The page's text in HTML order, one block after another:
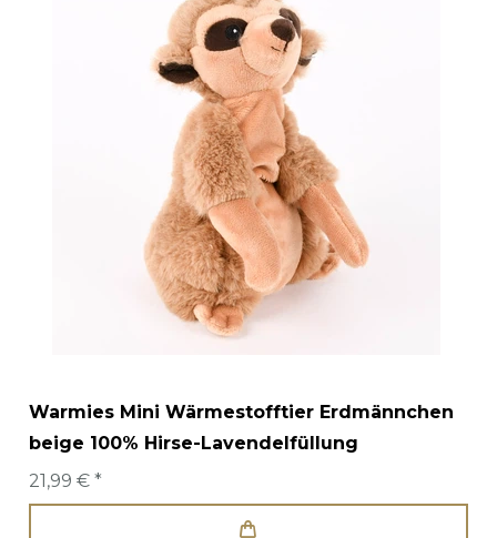
Warmies Mini Wärmestofftier Erdmännchen
beige 100% Hirse-Lavendelfüllung
21,99 € *